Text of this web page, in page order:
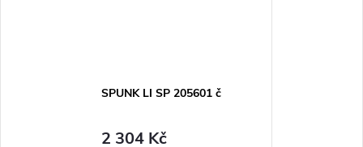
SPUNK LI SP 205601 č
2 304 Kč